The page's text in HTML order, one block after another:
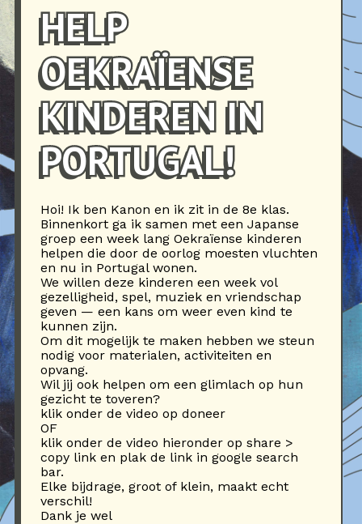
HELP
OEKRAÏENSE
KINDEREN IN
PORTUGAL!
Hoi! Ik ben Kanon en ik zit in de 8e klas.
Binnenkort ga ik samen met een Japanse
groep een week lang Oekraïense kinderen
helpen die door de oorlog moesten vluchten
en nu in Portugal wonen.
We willen deze kinderen een week vol
gezelligheid, spel, muziek en vriendschap
geven — een kans om weer even kind te
kunnen zijn.
Om dit mogelijk te maken hebben we steun
nodig voor materialen, activiteiten en
opvang.
Wil jij ook helpen om een glimlach op hun
gezicht te toveren?
klik onder de video op doneer
OF
klik onder de video hieronder op share >
copy link en plak de link in google search
bar.
Elke bijdrage, groot of klein, maakt echt
verschil!
Dank je wel